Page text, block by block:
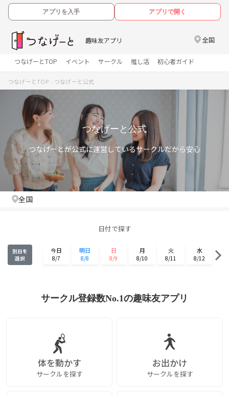
アプリを入手 アプリで開く
趣味友アプリ 全国
つなげーとTOP イベント サークル 推し活 初心者ガイド
つなげーとTOP つなげーと公式
つなげーと公式
つなげーとが公式に運営しているサークルだから安心
全国
日付で探す
別日を
選択
今日
8/7
明日
8/8
日
8/9
月
8/10
火
8/11
水
8/12
水
8/19
木
8/20
金 土
8/22
日
8/23
月
8/31
金
9/4
サークル登録数No.1の趣味友アプリ
体を動かす
サークルを探す
お出かけ
サークルを探す